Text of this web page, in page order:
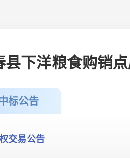
县下洋粮食购销
标公告
交易公告